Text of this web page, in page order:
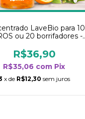
LaveBio para 10
ou 20 borrifadores -
- Flor de Laranjeira
R$36,90
R$35,06 com Pix
x de R$12,30 sem juros